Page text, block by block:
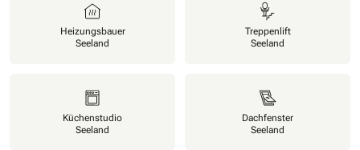
Heizungsbauer
Seeland
Treppenlift
Seeland
Küchenstudio
Seeland
Dachfenster
Seeland